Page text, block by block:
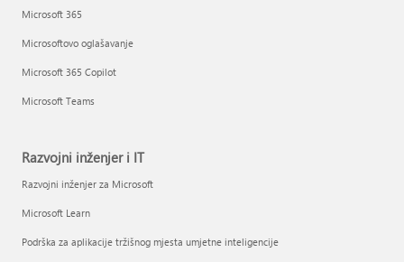
Microsoft 365
Microsoftovo oglašavanje
Microsoft 365 Copilot
Microsoft Teams
Razvojni inženjer i IT
Razvojni inženjer za Microsoft
Microsoft Learn
Podrška za aplikacije tržišnog mjesta umjetne inteligencije